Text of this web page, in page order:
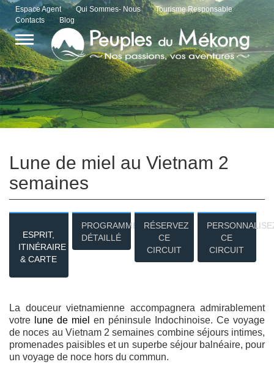
Espace Agent Qui Sommes- Nous
Tourisme Responsable
Contacts
Blog
Lune de miel au Vietnam 2
semaines
ESPRIT,
ITINÉRAIRE
& CARTE
PROGRAMME
DÉTAILLÉ
RÉSERVEZ
CE
CIRCUIT
CE
CIRCUIT
La douceur vietnamienne accompagnera admirablement
votre
lune de miel en péninsule Indochinoise. Ce voyage
de noces au Vietnam 2 semaines combine séjours intimes,
promenades paisibles et un superbe séjour balnéaire, pour
un voyage de noce hors du commun.